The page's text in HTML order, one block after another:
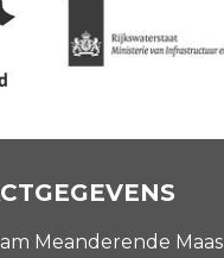
Meanderende Maas